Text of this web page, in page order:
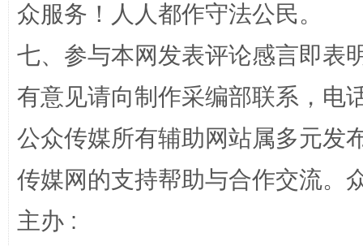
“蜀中异人”王建安的艺术幻境
完善运行机制助力责任有效落实
众服务！人人都作守法公民。
七、参与本网发表评论感言即表
有意见请向制作采编部联系，电
公众传媒所有辅助网站属多元发
传媒网的支持帮助与合作交流。
主办 :